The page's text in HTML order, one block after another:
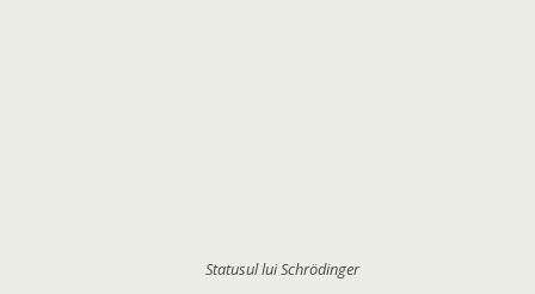
Statusul lui Schrödinger